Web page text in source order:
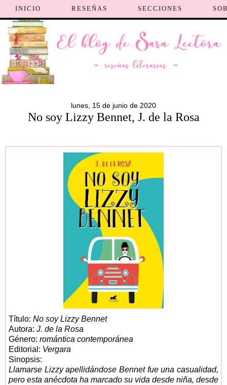
INICIO RESEÑAS SECCIONES
lunes, 15 de junio de 2020
No soy Lizzy Bennet, J. de la Rosa
Título: No soy Lizzy Bennet
Autora: J. de la Rosa
Género: romántica contemporánea
Editorial: Vergara
Sinopsis:
Llamarse Lizzy apellidándose Bennet fue una casualidad,
pero esta anécdota ha marcado su vida desde niña, desde